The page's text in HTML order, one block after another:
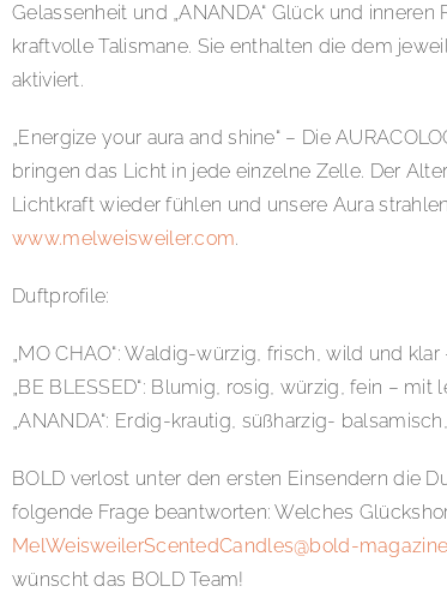
Gelassenheit und „ANANDA“ Glück und
kraftvolle Talismane. Sie enthalten die dem
aktiviert.
„Energize your aura and shine“ – Die
bringen das Licht in jede einzelne Zelle. Der
Lichtkraft wieder fühlen und unsere Aura
www.melweisweiler.com.
Duftprofile:
„MO CHAO“: Waldig-würzig, frisch, wild und
„BE BLESSED“: Blumig, rosig, würzig, fein – mit
„ANANDA“: Erdig-krautig, süßharzig-
BOLD verlost unter den ersten Einsendern die
folgende Frage beantworten: Welches
MelWeisweilerScentedCandles@bold-
wünscht das BOLD Team!